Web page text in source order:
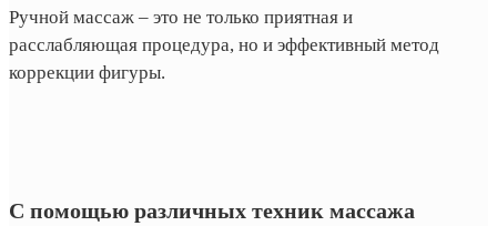
Ручной массаж – это не только приятная и
расслабляющая процедура, но и эффективный метод
коррекции фигуры.
С помощью различных техник массажа